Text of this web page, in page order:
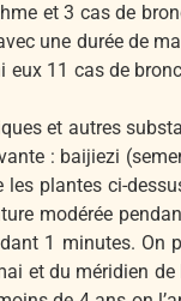
et 3 cas de
une durée de
eux 11 cas de
et autres
: baijiezi
plantes ci-
modérée
1 minutes. On
et du méridien de